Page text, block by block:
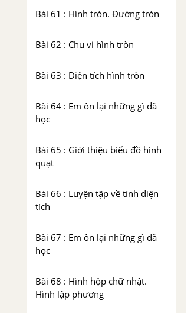
Bài 61 : Hình tròn. Đường tròn
Bài 62 : Chu vi hình tròn
Bài 63 : Diện tích hình tròn
Bài 64 : Em ôn lại những gì đã
học
Bài 65 : Giới thiệu biểu đồ hình
quạt
Bài 66 : Luyện tập về tính diện
tích
Bài 67 : Em ôn lại những gì đã
học
Bài 68 : Hình hộp chữ nhật.
Hình lập phương